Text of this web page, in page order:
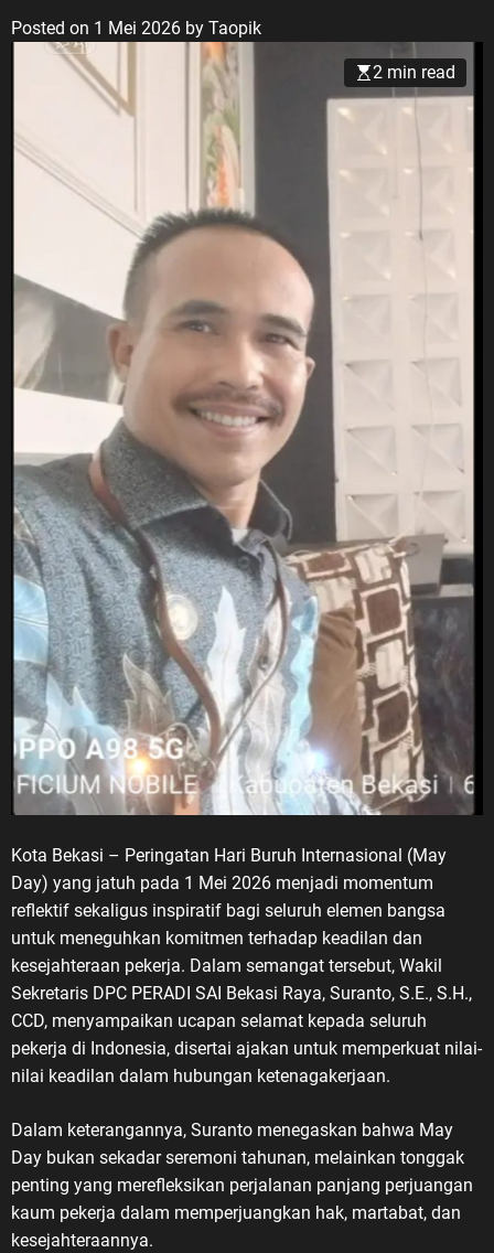
Posted on 1 Mei 2026 by Taopik
2 min read
Kota Bekasi – Peringatan Hari Buruh Internasional (May
Day) yang jatuh pada 1 Mei 2026 menjadi momentum
reflektif sekaligus inspiratif bagi seluruh elemen bangsa
untuk meneguhkan komitmen terhadap keadilan dan
kesejahteraan pekerja. Dalam semangat tersebut, Wakil
Sekretaris DPC PERADI SAI Bekasi Raya, Suranto, S.E., S.H.,
CCD, menyampaikan ucapan selamat kepada seluruh
pekerja di Indonesia, disertai ajakan untuk memperkuat nilai-
nilai keadilan dalam hubungan ketenagakerjaan.
Dalam keterangannya, Suranto menegaskan bahwa May
Day bukan sekadar seremoni tahunan, melainkan tonggak
penting yang merefleksikan perjalanan panjang perjuangan
kaum pekerja dalam memperjuangkan hak, martabat, dan
kesejahteraannya.